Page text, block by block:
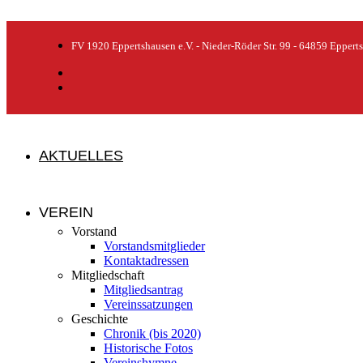
FV 1920 Eppertshausen e.V. - Nieder-Röder Str. 99 - 64859
AKTUELLES
VEREIN
Vorstand
Vorstandsmitglieder
Kontaktadressen
Mitgliedschaft
Mitgliedsantrag
Vereinssatzungen
Geschichte
Chronik (bis 2020)
Historische Fotos